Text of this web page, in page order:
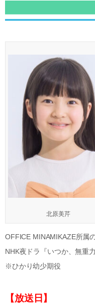
北原美芹
OFFICE MINAMIKAZE所属
NHK夜ドラ『いつか、無重
※ひかり幼少期役
【放送日】